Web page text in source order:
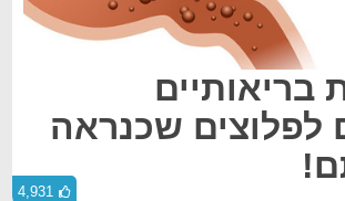
בריאותיים
לפלוצים שכנראה
4,931